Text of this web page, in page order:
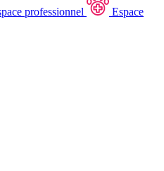
professionnel
Espace